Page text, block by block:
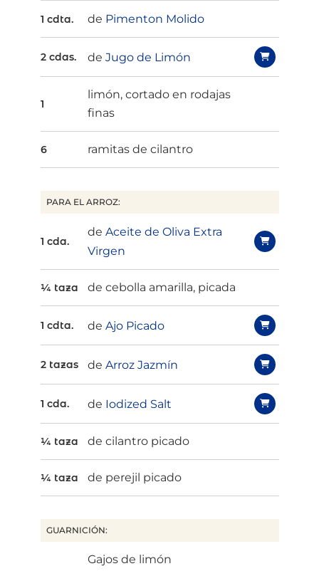
1 cdta. de Pimenton Molido
2 cdas. de Jugo de Limón
1
limón, cortado en rodajas
finas
6 ramitas de cilantro
PARA EL ARROZ:
1 cda.
de Aceite de Oliva Extra
Virgen
¼ taza de cebolla amarilla, picada
1 cdta. de Ajo Picado
2 tazas de Arroz Jazmín
1 cda. de Iodized Salt
¼ taza de cilantro picado
¼ taza de perejil picado
GUARNICIÓN:
Gajos de limón